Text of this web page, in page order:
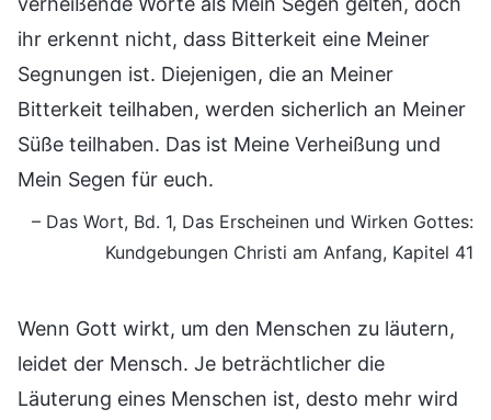
ihr erkennt nicht, dass Bitterkeit eine Meiner
Segnungen ist. Diejenigen, die an Meiner
Bitterkeit teilhaben, werden sicherlich an Meiner
Süße teilhaben. Das ist Meine Verheißung und
Mein Segen für euch.
– Das Wort, Bd. 1, Das Erscheinen und Wirken Gottes:
Kundgebungen Christi am Anfang, Kapitel 41
Wenn Gott wirkt, um den Menschen zu läutern,
leidet der Mensch. Je beträchtlicher die
Läuterung eines Menschen ist, desto mehr wird